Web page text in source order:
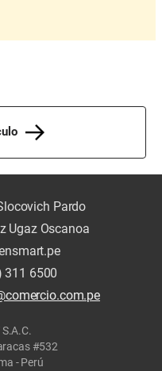
Pardo
Ugaz Oscanoa
311 6500
#532
- Perú